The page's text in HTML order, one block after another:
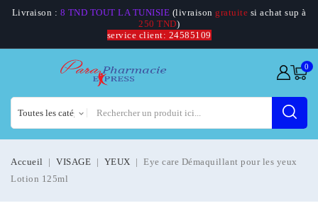
Livraison : 8 TND TOUT LA TUNISIE (livraison gratuite si achat sup à
250 TND)
service client: 24585109
0
Accueil VISAGE YEUX
Eye care Démaquillant pour les yeux
Lotion 125ml